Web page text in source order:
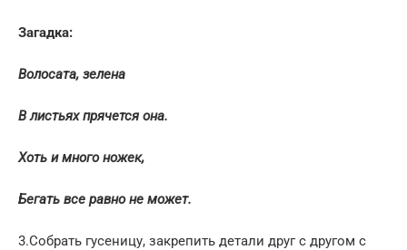
Загадка:
Волосата, зелена
В листьях прячется она.
Хоть и много ножек,
Бегать все равно не может.
3.Собрать гусеницу, закрепить детали друг с другом с